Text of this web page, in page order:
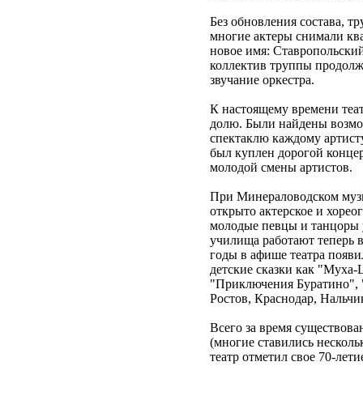
Без обновления состава,
многие актеры снимали
новое имя:
коллектив труппы
звучание оркестра.
К настоящему времени
долю. Были найдены
спектаклю каждому
был куплен дорогой
молодой смены артистов.
При Минераловодском
открыто актерское и
молодые певцы и танцоры
училища работают теперь
годы в афише театра
детские сказки как
"Приключения Буратино",
Ростов, Краснодар,
Всего за время
(многие ставились
театр отметил свое 70-